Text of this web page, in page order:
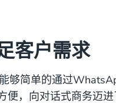
客户需求
够简单的通过
便，向对话式商务迈进